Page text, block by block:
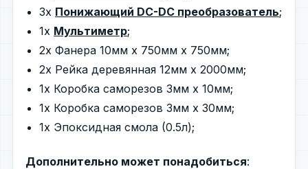
3х Понижающий DC-DC преобразователь;
1х Мультиметр;
2х Фанера 10мм х 750мм х 750мм;
2х Рейка деревянная 12мм х 2000мм;
1х Коробка саморезов 3мм х 10мм;
1х Коробка саморезов 3мм х 30мм;
1х Эпоксидная смола (0.5л);
Дополнительно может понадобиться: